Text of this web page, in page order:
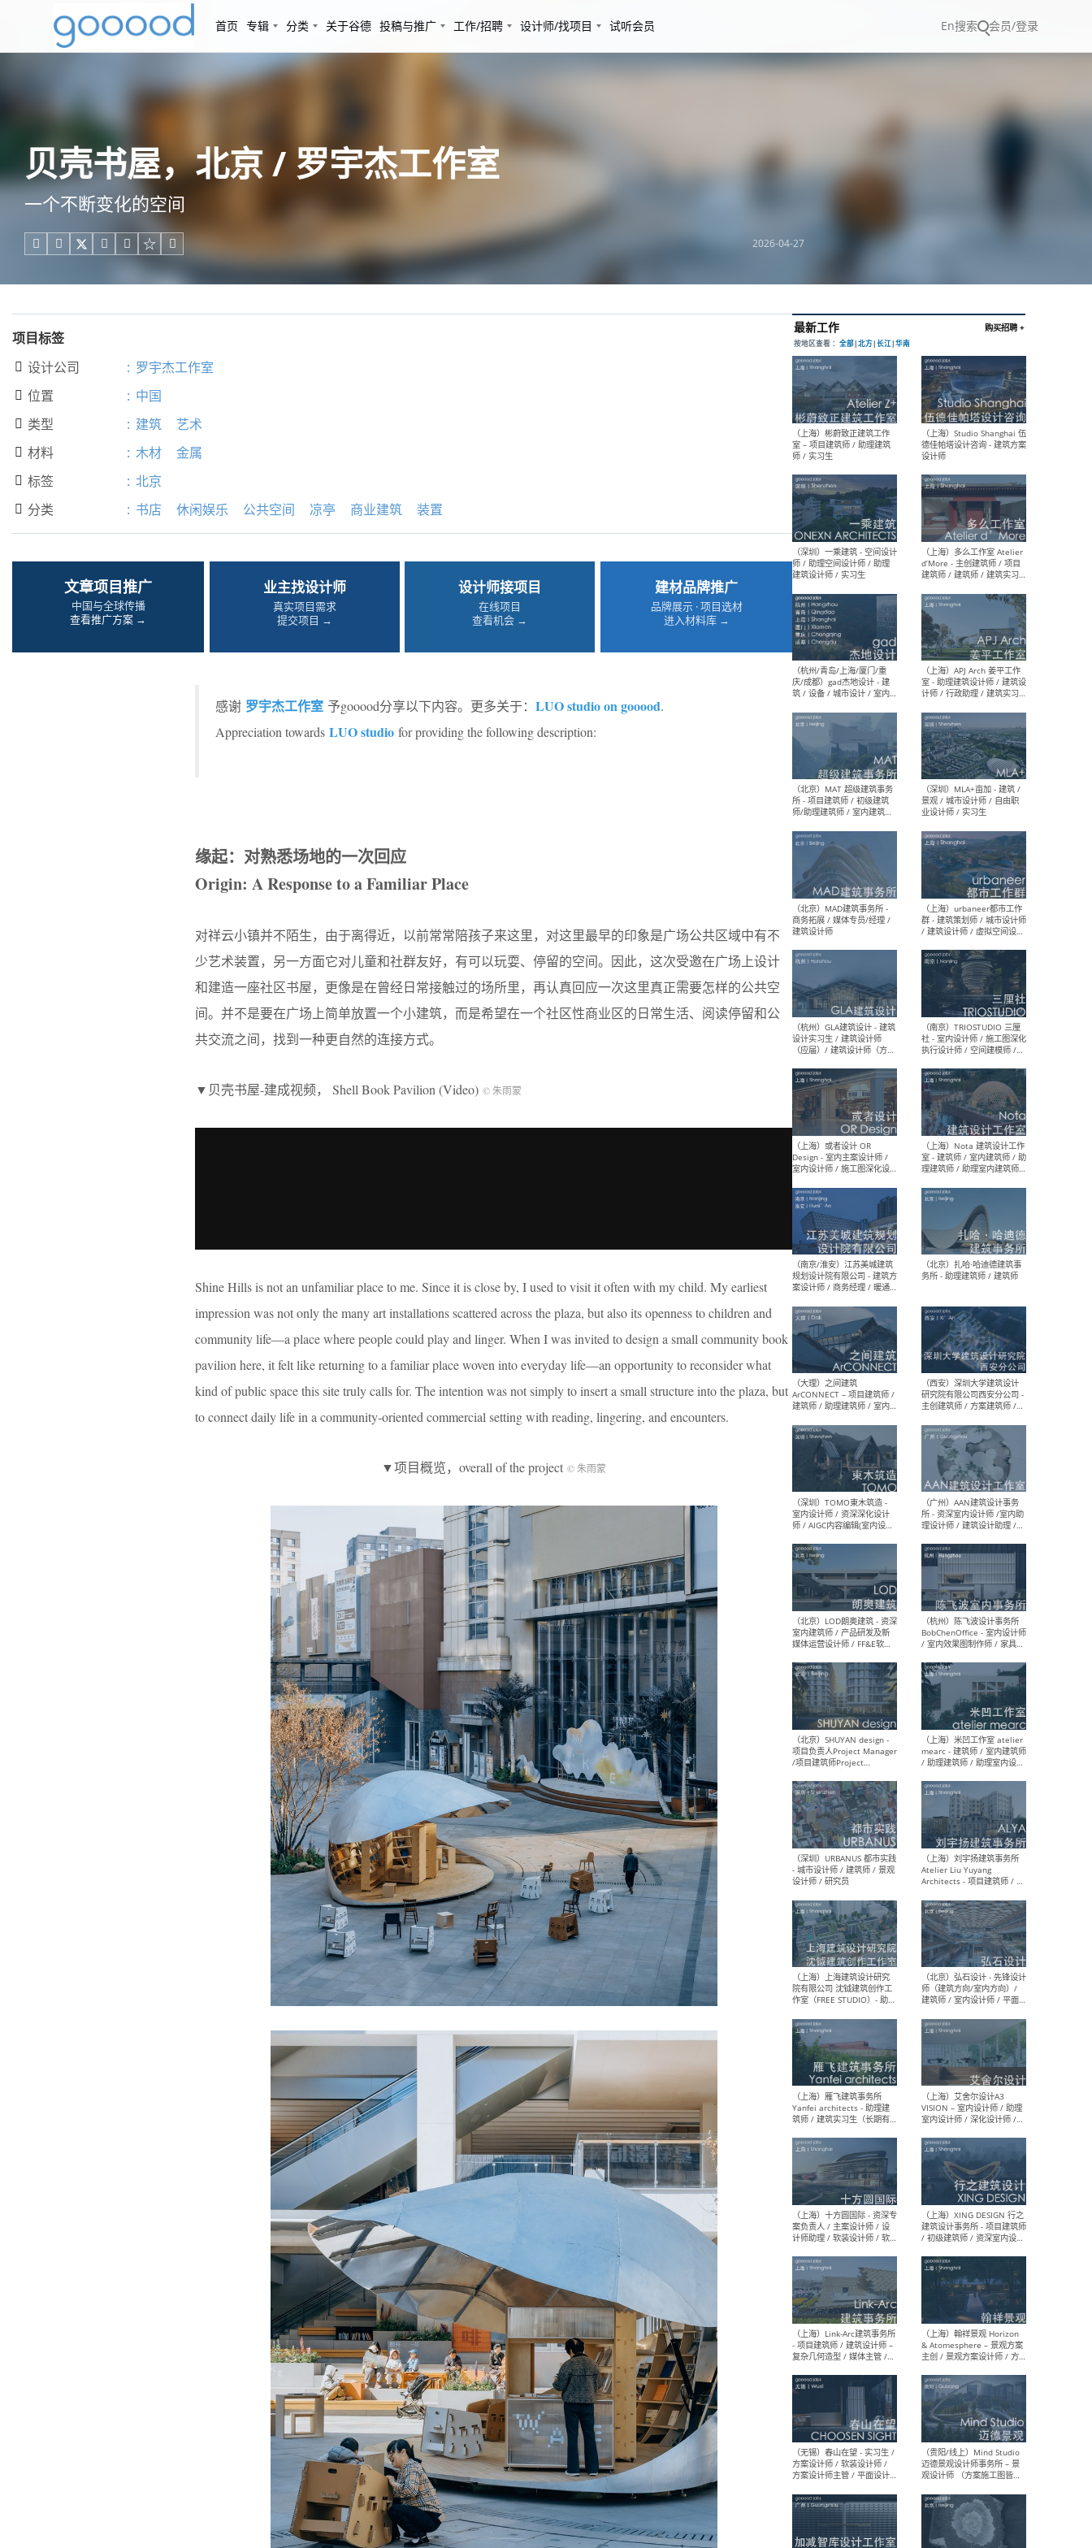
首页 专辑 分类 关于谷德 投稿与推广 工作/招聘 设计师/找项目 试听会员 En搜索 会员/登录
贝壳书屋，北京 / 罗宇杰工作室
一个不断变化的空间
     2026-04-27
项目标签
 设计公司 : 罗宇杰工作室
 位置 : 中国
 类型 : 建筑 艺术
 材料 : 木材 金属
 标签 : 北京
 分类 : 书店 休闲娱乐 公共空间 凉亭 商业建筑 装置
文章项目推广
中国与全球传播
查看推广方案 →
业主找设计师
真实项目需求
提交项目 →
设计师接项目
在线项目
查看机会 →
建材品牌推广
品牌展示 · 项目选材
进入材料库 →
感谢 罗宇杰工作室 予gooood分享以下内容。更多关于： LUO studio on gooood.
Appreciation towards LUO studio for providing the following description:
缘起：对熟悉场地的一次回应
Origin: A Response to a Familiar Place
对祥云小镇并不陌生，由于离得近，以前常常陪孩子来这里，对这里最早的印象是广场公共区域中有不
少艺术装置，另一方面它对儿童和社群友好，有可以玩耍、停留的空间。因此，这次受邀在广场上设计
和建造一座社区书屋，更像是在曾经日常接触过的场所里，再认真回应一次这里真正需要怎样的公共空
间。并不是要在广场上简单放置一个小建筑，而是希望在一个社区性商业区的日常生活、阅读停留和公
共交流之间，找到一种更自然的连接方式。
▼贝壳书屋-建成视频， Shell Book Pavilion (Video) © 朱雨蒙
Shine Hills is not an unfamiliar place to me. Since it is close by, I used to visit it often with my child. My earliest
impression was not only the many art installations scattered across the plaza, but also its openness to children and
community life—a place where people could play and linger. When I was invited to design a small community book
pavilion here, it felt like returning to a familiar place woven into everyday life—an opportunity to reconsider what
kind of public space this site truly calls for. The intention was not simply to insert a small structure into the plaza, but
to connect daily life in a community-oriented commercial setting with reading, lingering, and encounters.
▼项目概览，overall of the project © 朱雨蒙
最新工作
按地区查看 ：全部|北方|长江
（上海）彬蔚致正建筑工作
室 – 项目建筑师 / 助理建筑
师 / 实习生
（深圳）一乘建筑 - 空间设计
师 / 助理空间设计师 / 助理
建筑设计师 / 实习生
（杭州/青岛/上海/厦门/重
庆/成都）gad杰地设计 - 建
筑 / 设备 / 城市设计 / 室内 /
幕墙 / BIM / 成本 / 工程 / 运
营 / 品牌 / 观点views / 实习
等
（北京）MAT 超级建筑事务
所 - 项目建筑师 / 初级建筑
/ 实习生
（北京）MAD建筑事务所 -
商务拓展 / 媒体专员/经理 /
建筑设计师
（杭州）GLA建筑设计 - 建筑
设计实习生 / 建筑设计师
（应届）/ 建筑设计师（方案
设计）/ 建筑设计师（施工
图）/ 结构设计师 / 给排水设
计师
（上海）或者设计 OR
Design - 室内主案设计师 /
室内设计师 / 施工图深化设
计师 / 室内设计助理 / 新媒
体运营
（南京/淮安）江苏美城建筑
规划设计院有限公司 - 建筑方
案设计师 / 商务经理 / 暖通
设计师 / 造价工程师
（大理）之间建筑
ArCONNECT – 项目建筑师 /
建筑师 / 助理建筑师 / 室内
设计师 / 实习生
（深圳）TOMO東木筑造 -
室内设计师 / 资深深化设计
方向) / 照明设计师 / 软装设
计师
（北京）LOD朗奥建筑 - 资深
室内建筑师 / 产品研发及新
媒体运营设计师 / FF&E软装
设计师 / 深化设计师 / 实习
生
（北京）SHUYAN design -
项目负责人Project Manager
/项目建筑师Project
Architect / 助理建筑师
Assistant Architect / 创始
人助理Founder's Assistant
/ 实习生Intern
（深圳）URBANUS 都市实践
- 城市设计师 / 建筑师 / 景观
设计师 / 研究员
（上海）上海建筑设计研究
院有限公司 沈钺建筑创作工
作室（FREE STUDIO）- 助理
建筑师 / 驻场建筑师 / 实习
生
（上海）雁飞建筑事务所
Yanfei architects - 助理建
筑师 / 建筑实习生（长期有
效）